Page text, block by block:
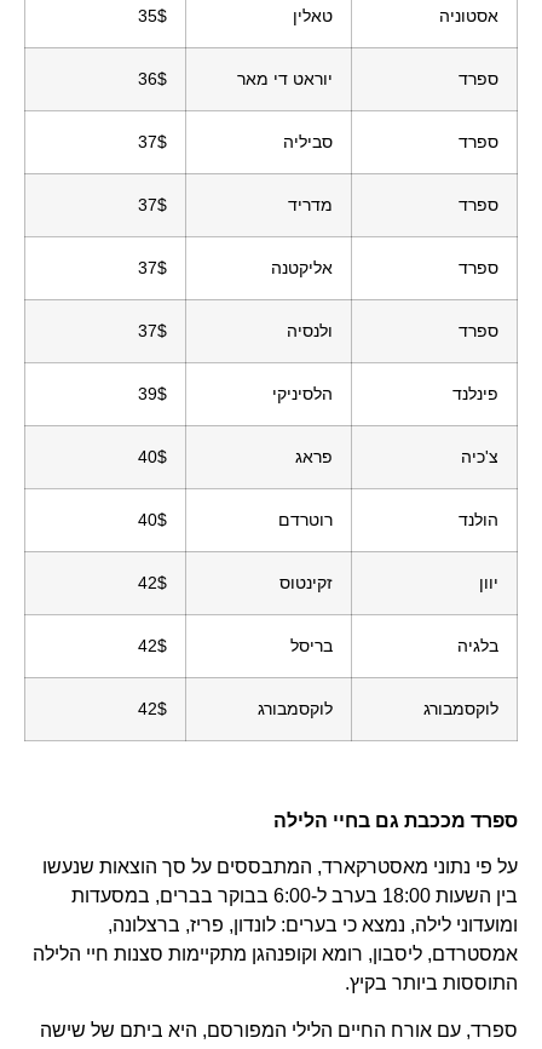
אסטוניה טאלין 35$
ספרד יוראט די מאר 36$
ספרד סביליה 37$
ספרד מדריד 37$
ספרד אליקטנה 37$
ספרד ולנסיה 37$
פינלנד הלסיניקי 39$
צ'כיה פראג 40$
הולנד רוטרדם 40$
זקינטוס 42$
בלגיה בריסל 42$
לוקסמבורג לוקסמבורג 42$
ספרד מככבת גם בחיי הלילה
על פי נתוני מאסטרקארד, המתבססים על סך הוצאות שנעשו
בין השעות 18:00 בערב ל-6:00 בבוקר בברים, במסעדות
ומועדוני לילה, נמצא כי בערים: לונדון, פריז, ברצלונה,
אמסטרדם, ליסבון, רומא וקופנהגן מתקיימות סצנות חיי הלילה
התוססות ביותר בקיץ.
ספרד, עם אורח החיים הלילי המפורסם, היא ביתם של שישה